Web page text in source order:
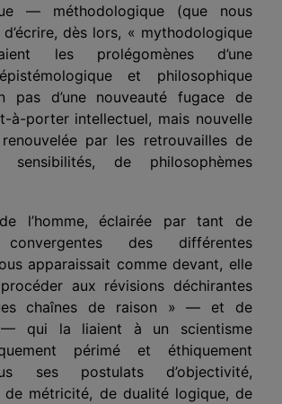
— méthodologique (que nous
dès lors, « mythodologique
les prolégomènes d’une
et philosophique
pas d’une nouveauté fugace de
à-porter intellectuel, mais nouvelle
par les retrouvailles de
de philosophèmes
l’homme, éclairée par tant de
convergentes des différentes
apparaissait comme devant, elle
aux révisions déchirantes
chaînes de raison » — et de
— qui la liaient à un scientisme
périmé et éthiquement
ses postulats d’objectivité,
de métricité, de dualité logique, de